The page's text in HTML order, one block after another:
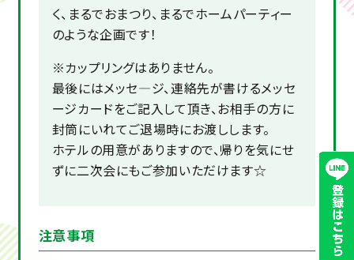
く、まるでおまつり、まるでホームパーティー
のような企画です！
※カップリングはありません。
最後にはメッセ―ジ、連絡先が書けるメッセ
ージカードをご記入して頂き、お相手の方に
封筒にいれてご退場時にお渡しします。
ホテルの用意がありますので、帰りを気にせ
ずに二次会にもご参加いただけます☆
注意事項